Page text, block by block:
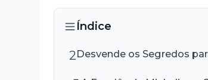
Índice
2Desvende os Segredos